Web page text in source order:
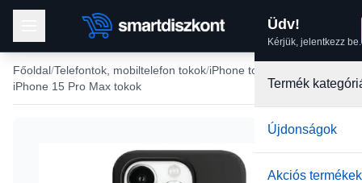
Üdv!
Kérjük, jelentkezz be.
Termék
Újdonságok
Akciós termékek
Főoldal Telefontok, mobiltelefon tokok iPhone tokok
iPhone 15 Pro Max tokok